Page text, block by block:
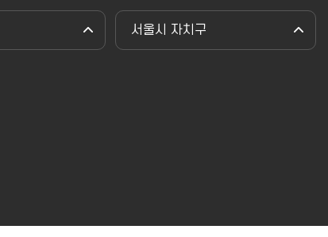
서울시 자치구